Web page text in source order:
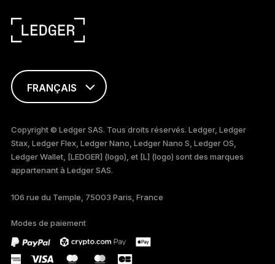
FRANÇAIS
TÜRKÇE
DEUTSCH
PORTUGUÊS
ESPAÑOL
РУССКИЙ
Copyright © Ledger SAS. Tous droits réservés. Ledger, Ledger
Stax, Ledger Flex, Ledger Nano, Ledger Nano S, Ledger OS,
Ledger Wallet, [LEDGER] (logo), et [L] (logo) sont des marques
appartenant à Ledger SAS.
106 rue du Temple, 75003 Paris, France
Modes de paiement